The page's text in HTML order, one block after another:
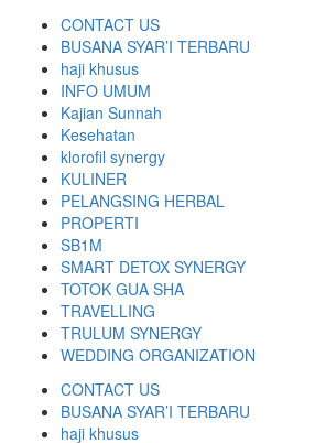
CONTACT US
BUSANA SYAR’I TERBARU
haji khusus
INFO UMUM
Kajian Sunnah
Kesehatan
klorofil synergy
KULINER
PELANGSING HERBAL
PROPERTI
SB1M
SMART DETOX SYNERGY
TOTOK GUA SHA
TRAVELLING
TRULUM SYNERGY
WEDDING ORGANIZATION
CONTACT US
BUSANA SYAR’I TERBARU
haji khusus